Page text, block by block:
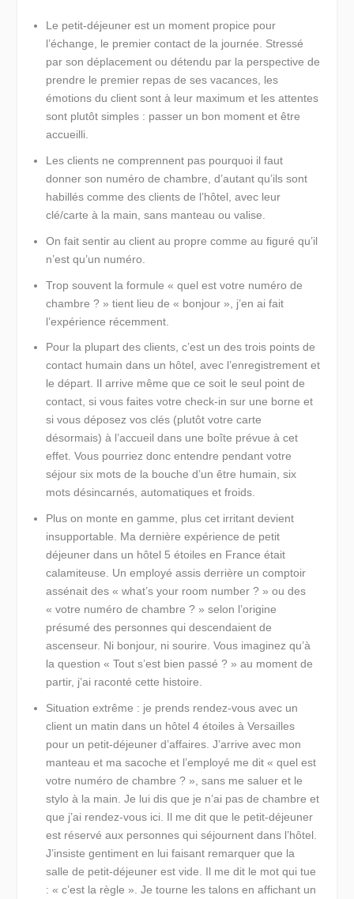
Le petit-déjeuner est un moment propice pour
l’échange, le premier contact de la journée. Stressé
par son déplacement ou détendu par la perspective de
prendre le premier repas de ses vacances, les
émotions du client sont à leur maximum et les attentes
sont plutôt simples : passer un bon moment et être
accueilli.
Les clients ne comprennent pas pourquoi il faut
donner son numéro de chambre, d’autant qu’ils sont
habillés comme des clients de l’hôtel, avec leur
clé/carte à la main, sans manteau ou valise.
On fait sentir au client au propre comme au figuré qu’il
n’est qu’un numéro.
Trop souvent la formule« quel est votre numéro de
chambre ? » tient lieu de « bonjour » , j’en ai fait
l’expérience récemment.
Pour la plupart des clients, c’est undes trois points de
contact humain dans un hôtel, avec l’enregistrement et
le départ. Il arrive même que ce soit le seul point de
contact, si vous faites votre check-in sur une borne et
si vous déposez vos clés (plutôt votre carte
désormais) à l’accueil dans une boîte prévue à cet
effet. Vous pourriez donc entendre pendant votre
séjour six mots de la bouche d’un être humain, six
mots désincarnés, automatiques et froids.
Plus on monte en gamme, plus cet irritant devient
insupportable. Ma dernière expérience de petit
déjeuner dans un hôtel 5 étoiles en France était
calamiteuse. Un employé assis derrière un comptoir
assénait des « what’s your room number ? » ou des
« votre numéro de chambre ? » selon l’origine
présumé des personnes qui descendaient de
ascenseur. Ni bonjour, ni sourire. Vous imaginez qu’à
la question « Tout s’est bien passé ? » au moment de
partir, j’ai raconté cette histoire.
Situation extrême : je prends rendez-vous avec un
client un matin dans un hôtel 4 étoiles à Versailles
pour un petit-déjeuner d’affaires. J’arrive avec mon
manteau et ma sacoche et l’employé me dit « quel est
votre numéro de chambre ? », sans me saluer et le
stylo à la main. Je lui dis que je n’ai pas de chambre et
que j’ai rendez-vous ici. Il me dit que le petit-déjeuner
est réservé aux personnes qui séjournent dans l’hôtel.
J’insiste gentiment en lui faisant remarquer que la
salle de petit-déjeuner est vide. Il me dit le mot qui tue
: « c’est la règle ». Je tourne les talons en affichant un